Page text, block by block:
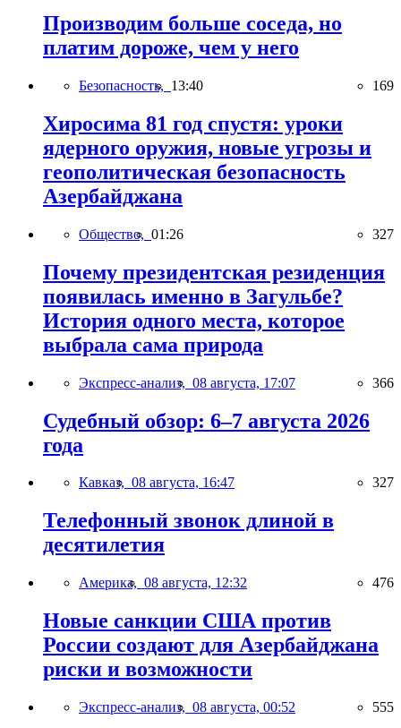
Производим больше соседа, но
платим дороже, чем у него
Безопасность, 13:40 169
Хиросима 81 год спустя: уроки
ядерного оружия, новые угрозы и
геополитическая безопасность
Азербайджана
Общество, 01:26 327
Почему президентская резиденция
появилась именно в Загульбе?
История одного места, которое
выбрала сама природа
Экспресс-анализ, 08 августа, 17:07 366
Судебный обзор: 6–7 августа 2026
года
Кавказ, 08 августа, 16:47 327
Телефонный звонок длиной в
десятилетия
Америка, 08 августа, 12:32 476
Новые санкции США против
России создают для Азербайджана
риски и возможности
Экспресс-анализ, 08 августа, 00:52 555